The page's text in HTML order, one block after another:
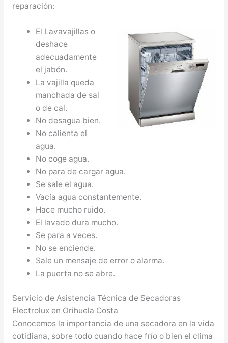
reparación:
El Lavavajillas o
deshace
adecuadamente
el jabón.
La vajilla queda
manchada de sal
o de cal.
No desagua bien.
No calienta el
agua.
No coge agua.
No para de cargar agua.
Se sale el agua.
Vacía agua constantemente.
Hace mucho ruido.
El lavado dura mucho.
Se para a veces.
No se enciende.
Sale un mensaje de error o alarma.
La puerta no se abre.
Servicio de Asistencia Técnica de Secadoras
Electrolux en Orihuela Costa
Conocemos la importancia de una secadora en la vida
cotidiana, sobre todo cuando hace frío o bien el clima